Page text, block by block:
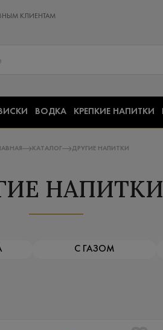
КЛИЕНТАМ
ВИСКИ ВОДКА КРЕПКИЕ НАПИТКИ
КАТАЛОГ ДРУГИЕ НАПИТКИ
НАПИТКИ
С ГАЗОМ